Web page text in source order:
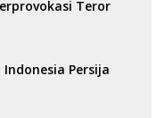
Teror
Persija